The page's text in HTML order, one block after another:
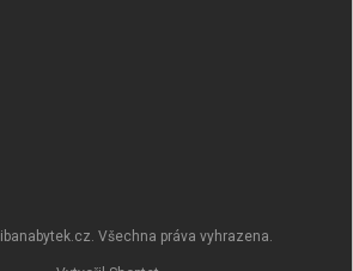
ibanabytek.cz. Všechna práva vyhrazena.